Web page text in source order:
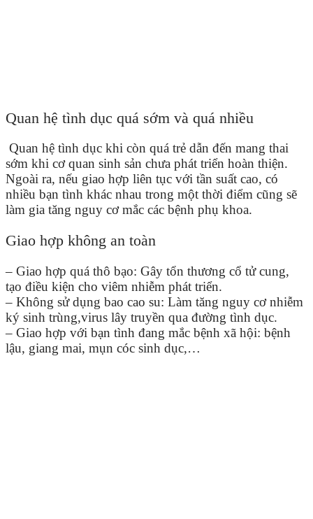
Quan hệ tình dục quá sớm và quá nhiều
Quan hệ tình dục khi còn quá trẻ dẫn đến mang thai
sớm khi cơ quan sinh sản chưa phát triển hoàn thiện.
Ngoài ra, nếu giao hợp liên tục với tần suất cao, có
nhiều bạn tình khác nhau trong một thời điểm cũng sẽ
làm gia tăng nguy cơ mắc các bệnh phụ khoa.
Giao hợp không an toàn
– Giao hợp quá thô bạo: Gây tổn thương cổ tử cung,
tạo điều kiện cho viêm nhiễm phát triển.
– Không sử dụng bao cao su: Làm tăng nguy cơ nhiễm
ký sinh trùng,virus lây truyền qua đường tình dục.
– Giao hợp với bạn tình đang mắc bệnh xã hội: bệnh
lậu, giang mai, mụn cóc sinh dục,…